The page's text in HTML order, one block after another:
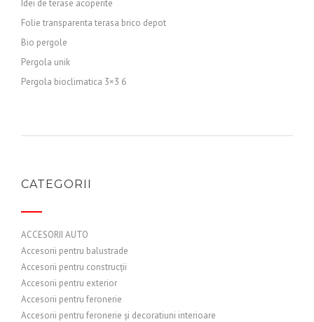
Idei de terase acoperite
Folie transparenta terasa brico depot
Bio pergole
Pergola unik
Pergola bioclimatica 3×3 6
CATEGORII
ACCESORII AUTO
Accesorii pentru balustrade
Accesorii pentru construcții
Accesorii pentru exterior
Accesorii pentru feronerie
Accesorii pentru feronerie și decoratiuni interioare